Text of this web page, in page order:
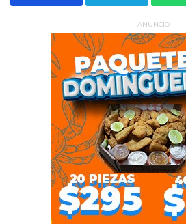
ANUNCIO